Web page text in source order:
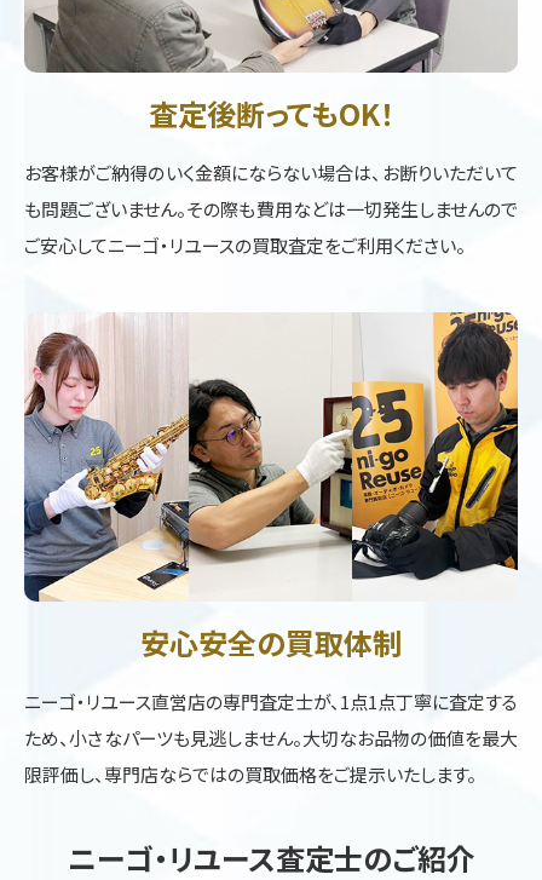
査定後断ってもOK！
お客様がご納得のいく金額にならない場合は、お断りいただいて
も問題ございません。その際も費用などは一切発生しませんので
ご安心してニーゴ・リユースの買取査定をご利用ください。
安心安全の買取体制
ニーゴ・リユース直営店の専門査定士が、1点1点丁寧に査定する
ため、小さなパーツも見逃しません。大切なお品物の価値を最大
限評価し、専門店ならではの買取価格をご提示いたします。
ニーゴ・リユース査定士のご紹介